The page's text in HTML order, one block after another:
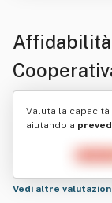
Valuta la capacità
aiutando a
Vedi altre